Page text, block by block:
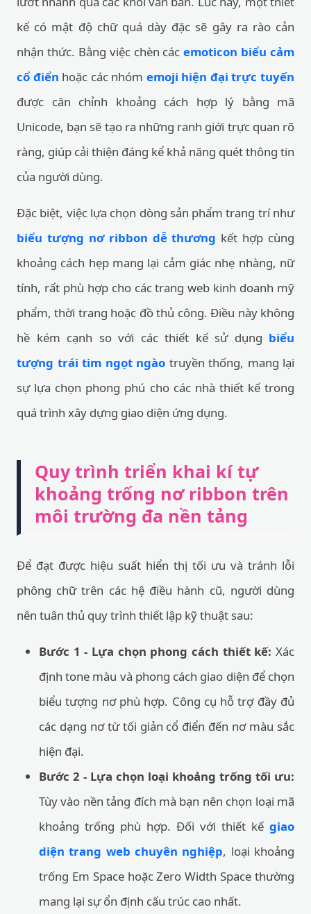
kế có mật độ chữ quá dày đặc sẽ gây ra rào cản
nhận thức. Bằng việc chèn cácemoticon biểu cảm
cổ điển hoặc các nhóm emoji hiện đại trực tuyến
được căn chỉnh khoảng cách hợp lý bằng mã
Unicode, bạn sẽ tạo ra những ranh giới trực quan rõ
ràng, giúp cải thiện đáng kể khả năng quét thông tin
của người dùng.
Đặc biệt, việc lựa chọn dòng sản phẩm trang trí như
biểu tượng nơ ribbon dễ thương kết hợp cùng
khoảng cách hẹp mang lại cảm giác nhẹ nhàng, nữ
tính, rất phù hợp cho các trang web kinh doanh mỹ
phẩm, thời trang hoặc đồ thủ công. Điều này không
hề kém cạnh so với các thiết kế sử dụng biểu
tượng trái tim ngọt ngào truyền thống, mang lại
sự lựa chọn phong phú cho các nhà thiết kế trong
quá trình xây dựng giao diện ứng dụng.
Quy trình triển khai kí tự
khoảng trống nơ ribbon trên
môi trường đa nền tảng
Để đạt được hiệu suất hiển thị tối ưu và tránh lỗi
phông chữ trên các hệ điều hành cũ, người dùng
nên tuân thủ quy trình thiết lập kỹ thuật sau:
Bước 1 - Lựa chọn phong cách thiết kế: Xác
định tone màu và phong cách giao diện để chọn
biểu tượng nơ phù hợp. Công cụ hỗ trợ đầy đủ
các dạng nơ từ tối giản cổ điển đến nơ màu sắc
hiện đại.
Bước 2 - Lựa chọn loại khoảng trống tối ưu:
Tùy vào nền tảng đích mà bạn nên chọn loại mã
khoảng trống phù hợp. Đối với thiết kế giao
diện trang web chuyên nghiệp, loại khoảng
trống Em Space hoặc Zero Width Space thường
mang lại sự ổn định cấu trúc cao nhất.